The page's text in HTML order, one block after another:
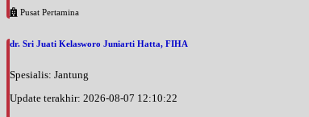
Pusat Pertamina
dr. Sri Juati Kelasworo Juniarti Hatta, FIHA
Spesialis: Jantung
Update terakhir: 2026-08-07 12:10:22